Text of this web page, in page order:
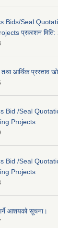
Bids/Seal
प्रकाशन
तथा आर्थिक प्रस्ताव
Bid /Seal
Projects
Bid /Seal
Projects
आशयको सूचना।